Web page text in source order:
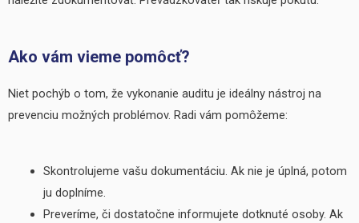
Ako vám vieme pomôcť?
Niet pochýb o tom, že vykonanie auditu je ideálny nástroj na
prevenciu možných problémov. Radi vám pomôžeme:
Skontrolujeme vašu dokumentáciu. Ak nie je úplná, potom
ju doplníme.
Preveríme, či dostatočne informujete dotknuté osoby. Ak